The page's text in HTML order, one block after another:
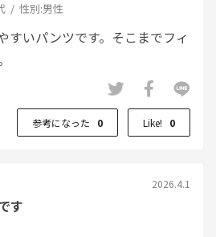
性別:男性
すいパンツです。そこまでフィ
参考になった 0 Like! 0
2026.4.1
す